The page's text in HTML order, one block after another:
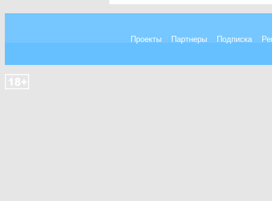
Проекты Партнеры Подписка